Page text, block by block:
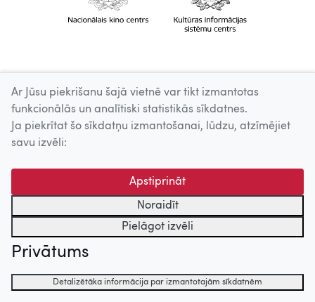
Ar Jūsu piekrišanu šajā vietnē var tikt izmantotas
funkcionālās un analītiski statistikās sīkdatnes.
Ja piekrītat šo sīkdatņu izmantošanai, lūdzu, atzīmējiet
savu izvēli:
Apstiprināt
Noraidīt
Pielāgot izvēli
Privātums
Detalizētāka informācija par izmantotajām sīkdatnēm